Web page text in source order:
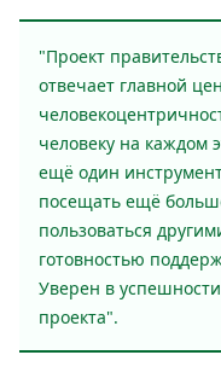
"Проект
отвечает главной
человеку на каждом
ещё один
посещать ещё
пользоваться
готовностью
Уверен в
проекта".